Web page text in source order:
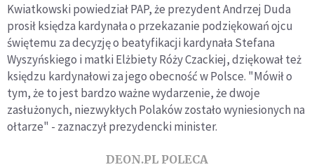
Kwiatkowski powiedział PAP, że prezydent Andrzej Duda
prosił księdza kardynała o przekazanie podziękowań ojcu
świętemu za decyzję o beatyfikacji kardynała Stefana
Wyszyńskiego i matki Elżbiety Róży Czackiej, dziękował też
księdzu kardynałowi za jego obecność w Polsce. "Mówił o
tym, że to jest bardzo ważne wydarzenie, że dwoje
zasłużonych, niezwykłych Polaków zostało wyniesionych na
ołtarze" - zaznaczył prezydencki minister.
DEON.PL POLECA